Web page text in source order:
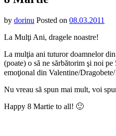
by dorinu Posted on 08.03.2011
La Mulţi Ani, dragele noastre!
La mulţia ani tuturor doamnelor
(poate) o să ne sărbătorim şi noi
emoţional din Valentine/
Nu vreau să spun mai mult, voi
Happy 8 Martie to all! 🙂